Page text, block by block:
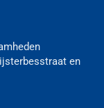
en